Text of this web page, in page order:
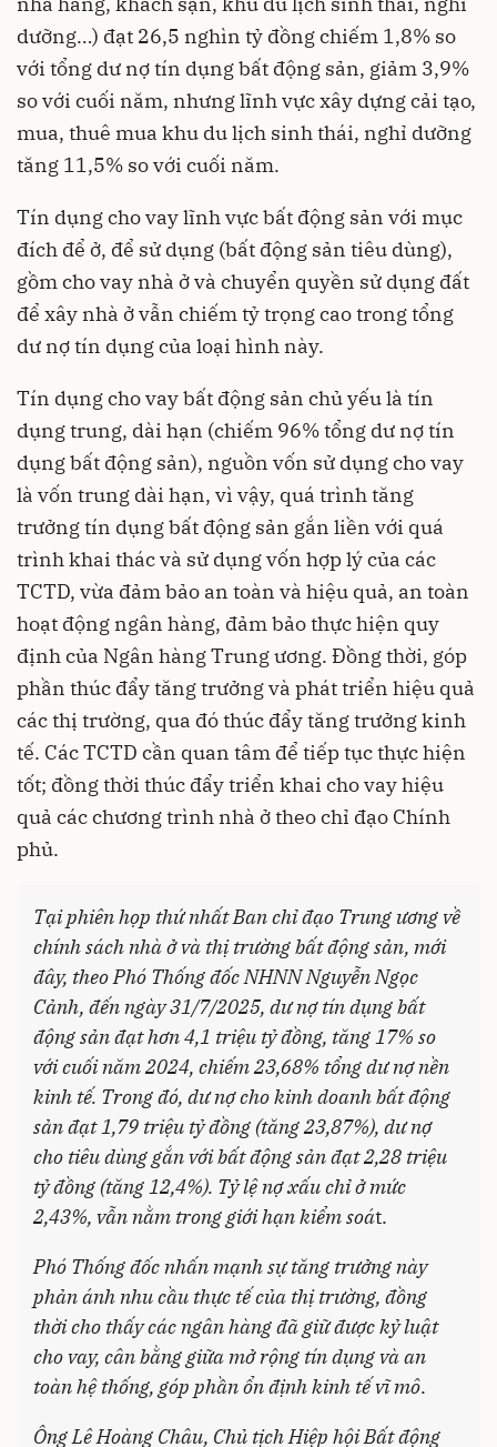
dưỡng…) đạt 26,5 nghìn tỷ đồng chiếm 1,8% so
với tổng dư nợ tín dụng bất động sản, giảm 3,9%
so với cuối năm, nhưng lĩnh vực xây dựng cải tạo,
mua, thuê mua khu du lịch sinh thái, nghỉ dưỡng
tăng 11,5% so với cuối năm.
Tín dụng cho vay lĩnh vực bất động sản với mục
đích để ở, để sử dụng (bất động sản tiêu dùng),
gồm cho vay nhà ở và chuyển quyền sử dụng đất
để xây nhà ở vẫn chiếm tỷ trọng cao trong tổng
dư nợ tín dụng của loại hình này.
Tín dụng cho vay bất động sản chủ yếu là tín
dụng trung, dài hạn (chiếm 96% tổng dư nợ tín
dụng bất động sản), nguồn vốn sử dụng cho vay
là vốn trung dài hạn, vì vậy, quá trình tăng
trưởng tín dụng bất động sản gắn liền với quá
trình khai thác và sử dụng vốn hợp lý của các
TCTD, vừa đảm bảo an toàn và hiệu quả, an toàn
hoạt động ngân hàng, đảm bảo thực hiện quy
định của Ngân hàng Trung ương. Đồng thời, góp
phần thúc đẩy tăng trưởng và phát triển hiệu quả
các thị trường, qua đó thúc đẩy tăng trưởng kinh
tế. Các TCTD cần quan tâm để tiếp tục thực hiện
tốt; đồng thời thúc đẩy triển khai cho vay hiệu
quả các chương trình nhà ở theo chỉ đạo Chính
phủ.
Tại phiên họp thứ nhất Ban chỉ đạo Trung ương về
chính sách nhà ở và thị trường bất động sản, mới
đây, theo Phó Thống đốc NHNN Nguyễn Ngọc
Cảnh, đến ngày 31/7/2025, dư nợ tín dụng bất
động sản đạt hơn 4,1 triệu tỷ đồng, tăng 17% so
với cuối năm 2024, chiếm 23,68% tổng dư nợ nền
kinh tế. Trong đó, dư nợ cho kinh doanh bất động
sản đạt 1,79 triệu tỷ đồng (tăng 23,87%), dư nợ
cho tiêu dùng gắn với bất động sản đạt 2,28 triệu
tỷ đồng (tăng 12,4%). Tỷ lệ nợ xấu chỉ ở mức
2,43%, vẫn nằm trong giới hạn kiểm soát.
Phó Thống đốc nhấn mạnh sự tăng trưởng này
phản ánh nhu cầu thực tế của thị trường, đồng
thời cho thấy các ngân hàng đã giữ được kỷ luật
cho vay, cân bằng giữa mở rộng tín dụng và an
toàn hệ thống, góp phần ổn định kinh tế vĩ mô.
Ông Lê Hoàng Châu, Chủ tịch Hiệp hội Bất động